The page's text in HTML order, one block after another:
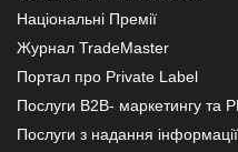
Національні Премії
Журнал TradeMaster
Портал про Private Label
Послуги В2В- маркетингу та
Послуги з надання інформації